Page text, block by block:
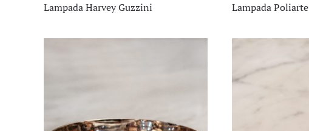
Lampada Harvey Guzzini Lampada Poliarte